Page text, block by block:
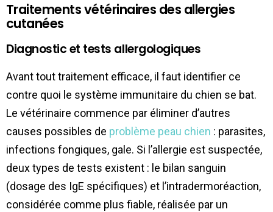
Traitements vétérinaires des allergies
cutanées
Diagnostic et tests allergologiques
Avant tout traitement efficace, il faut identifier ce
contre quoi le système immunitaire du chien se bat.
Le vétérinaire commence par éliminer d’autres
causes possibles de problème peau chien : parasites,
infections fongiques, gale. Si l’allergie est suspectée,
deux types de tests existent : le bilan sanguin
(dosage des IgE spécifiques) et l’intradermoréaction,
considérée comme plus fiable, réalisée par un